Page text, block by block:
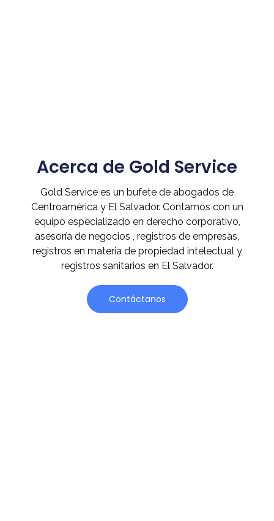
Acerca de Gold Service
Gold Service es un bufete de abogados de
Centroamérica y El Salvador. Contamos con un
equipo especializado en derecho corporativo,
asesoría de negocios , registros de empresas,
registros en materia de propiedad intelectual y
registros sanitarios en El Salvador.
Contáctanos